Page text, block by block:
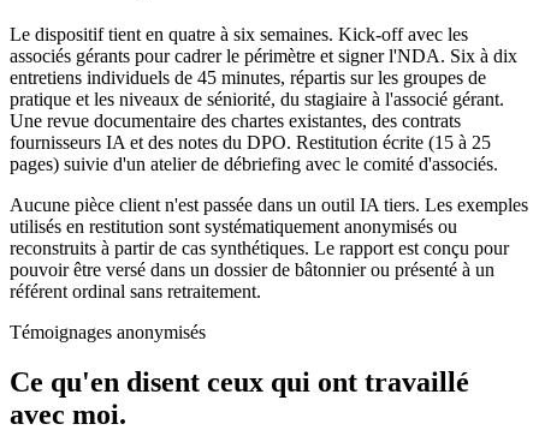
Le dispositif tient en quatre à six semaines. Kick-off avec les
associés gérants pour cadrer le périmètre et signer l'NDA. Six à dix
entretiens individuels de 45 minutes, répartis sur les groupes de
pratique et les niveaux de séniorité, du stagiaire à l'associé gérant.
Une revue documentaire des chartes existantes, des contrats
fournisseurs IA et des notes du DPO. Restitution écrite (15 à 25
pages) suivie d'un atelier de débriefing avec le comité d'associés.
Aucune pièce client n'est passée dans un outil IA tiers. Les exemples
utilisés en restitution sont systématiquement anonymisés ou
reconstruits à partir de cas synthétiques. Le rapport est conçu pour
pouvoir être versé dans un dossier de bâtonnier ou présenté à un
référent ordinal sans retraitement.
Témoignages anonymisés
Ce qu'en disent ceux qui ont travaillé
avec moi.